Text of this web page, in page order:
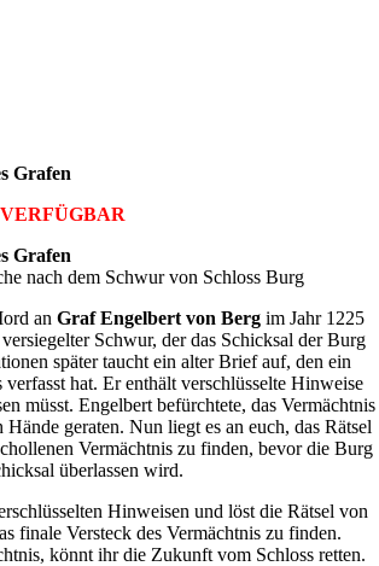
Grafen
Grafen
nach dem Schwur von Schloss Burg
anGraf Engelbert von Berg im Jahr 1225
Schwur, der das Schicksal der Burg
später taucht ein alter Brief auf, den ein
hat. Er enthält verschlüsselte Hinweise
müsst. Engelbert befürchtete, das Vermächtnis
geraten. Nun liegt es an euch, das Rätsel
Vermächtnis zu finden, bevor die Burg
überlassen wird.
Hinweisen und löst die Rätsel von
finale Versteck des Vermächtnis zu finden.
könnt ihr die Zukunft vom Schloss retten.